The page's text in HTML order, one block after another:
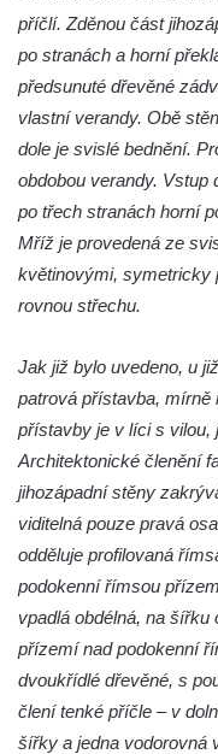
Dům čp. 2 zvaný Na
náměstí T. G.
Dům čp. 95 na
Frýdlantu
Dům čp. 42 v
Dvojdům čp. 92 a
náměstí T. G.
Dům čp. 3 na
Bývalý špitál čp. 176
Dům čp. 79 v
Čechách
Dům čp. 134 v
Čechách
Dům čp. 101 v ulici
Čechách
Dům čp. 102 v
Čechách
příčlí. Zděnou část
po stranách a horní
předsunuté dřevěné
vlastní verandy. Obě
dole je svislé bednění.
obdobou verandy.
po třech stranách horní
Mříž je provedená ze
květinovými, symetricky
rovnou střechu.
Jak již bylo uvedeno, u
patrová přístavba, mírně
přístavby je v líci s vilou,
Architektonické členění
jihozápadní stěny
viditelná pouze pravá
odděluje profilovaná
podokenní římsou
vpadlá obdélná, na šířku
přízemí nad podokenní
dvoukřídlé dřevěné, s
člení tenké příčle – v
šířky a jedna vodorovná